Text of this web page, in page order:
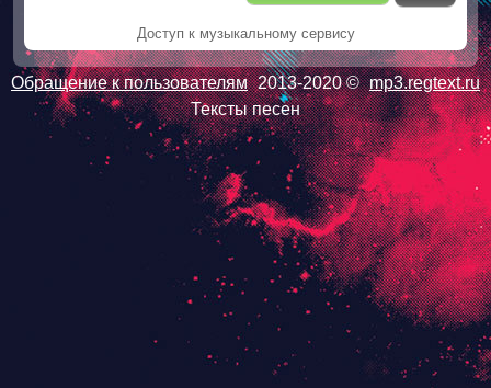
Доступ к музыкальному сервису
Обращение к пользователям 2013-2020 © mp3.regtext.ru
Тексты песен